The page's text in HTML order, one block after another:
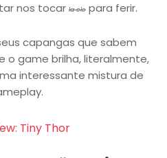
nos tocar la ele para ferir.
capangas que sabem
o game brilha, literalmente,
interessante mistura de
Tiny Thor